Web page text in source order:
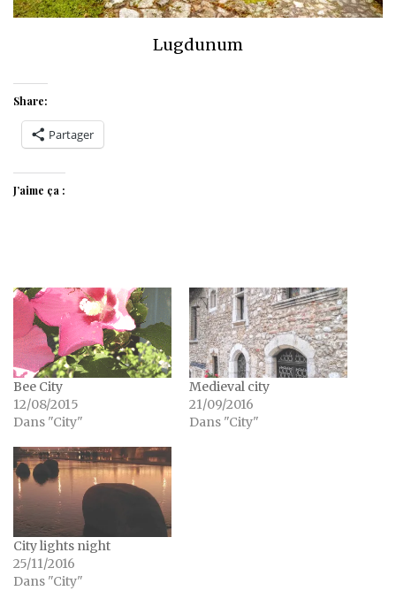
Lugdunum
Share:
Partager
J’aime ça :
Bee City
12/08/2015
Dans "City"
Medieval city
21/09/2016
Dans "City"
City lights night
25/11/2016
Dans "City"